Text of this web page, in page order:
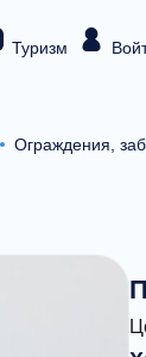
Туризм
Ограждения,